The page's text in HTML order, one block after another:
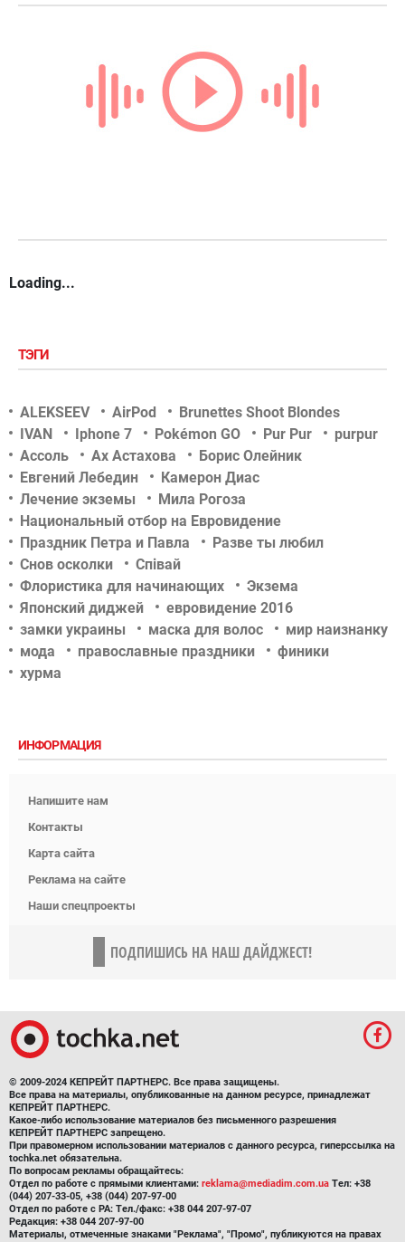
Loading...
ТЭГИ
ALEKSEEV AirPod
Brunettes Shoot Blondes
IVAN
Iphone 7 Pokémon GO Pur Pur
purpur
Ассоль
Ах Астахова
Борис Олейник
Евгений Лебедин
Камерон Диас
Лечение экземы
Мила Рогоза
Национальный отбор на Евровидение
Праздник Петра и Павла
Разве ты любил
Снов осколки
Співай
Флористика для начинающих
Экзема
Японский диджей
евровидение 2016
замки украины
маска для волос
мир наизнанку
мода
православные праздники
финики
хурма
ИНФОРМАЦИЯ
Напишите нам
Контакты
Карта сайта
Реклама на сайте
Наши спецпроекты
ПОДПИШИСЬ НА НАШ ДАЙДЖЕСТ!
© 2009-2024 КЕПРЕЙТ ПАРТНЕРС. Все права защищены.
Все права на материалы, опубликованные на данном ресурсе, принадлежат
КЕПРЕЙТ ПАРТНЕРС.
Какое-либо использование материалов без письменного разрешения
КЕПРЕЙТ ПАРТНЕРС запрещено.
При правомерном использовании материалов с данного ресурса, гиперссылка на
tochka.net обязательна.
По вопросам рекламы обращайтесь:
Отдел по работе с прямыми клиентами: reklama@mediadim.com.ua Тел: +38
(044) 207-33-05, +38 (044) 207-97-00
Отдел по работе с РА: Тел./факс: +38 044 207-97-07
Редакция: +38 044 207-97-00
Материалы, отмеченные знаками "Реклама", "Промо", публикуются на правах